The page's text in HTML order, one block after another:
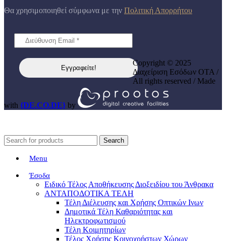
Θα χρησιμοποιηθεί σύμφωνα με την Πολιτική Απορρήτου
Copyright © 2025
Διαχείριση Εσόδων ΟΤΑ /
All rights reserved / Made
with {DE.CO.DE} by
Search
Menu
Έσοδα
Ειδικό Τέλος Αποθήκευσης Διοξειδίου του Άνθρακα
ΑΝΤΑΠΟΔΟΤΙΚΑ ΤΕΛΗ
Τέλη Διέλευσης και Χρήσης Οπτικών Ινων
Δημοτικά Τέλη Καθαριότητας και
Ηλεκτροφωτισμού
Τέλη Κοιμητηρίων
Τέλος Χρήσης Κοινοχρήστων Χώρων